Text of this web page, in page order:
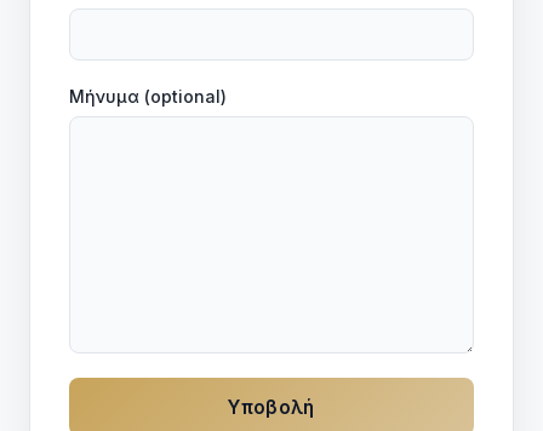
Μήνυμα (optional)